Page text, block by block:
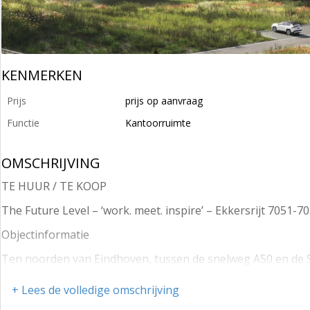
KENMERKEN
Prijs
prijs op aanvraag
Functie
Kantoorruimte
OMSCHRIJVING
TE HUUR / TE KOOP
The Future Level – ‘work. meet. inspire’ – Ekkersrijt 7051-
Objectinformatie
Ten noorden van Eindhoven, tussen de snelweg A50 en
maakindustrie - hèt DNA van de Brainportregio – en
+ Lees de volledige omschrijving